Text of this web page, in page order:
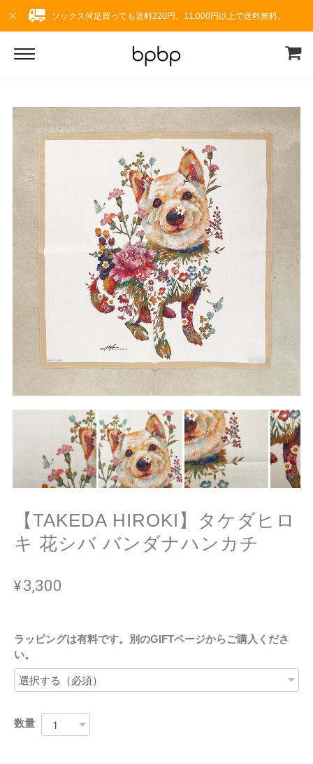
ソックス何足買っても送料220円。11,000円以上で送料無料。
【TAKEDA HIROKI】タケダヒロ
キ 花シバ バンダナハンカチ
¥3,300
ラッピングは有料です。別のGIFTページからご購入くださ
い。
数量